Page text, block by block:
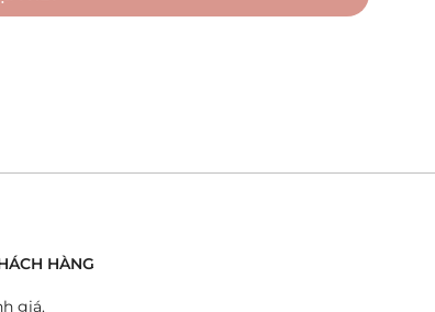
1
giờ thanh mảnh. Thiết kế này dù đơn giản nhưng
cảnh, từ công sở đến những buổi tiệc tối.
HÀNG
giá.